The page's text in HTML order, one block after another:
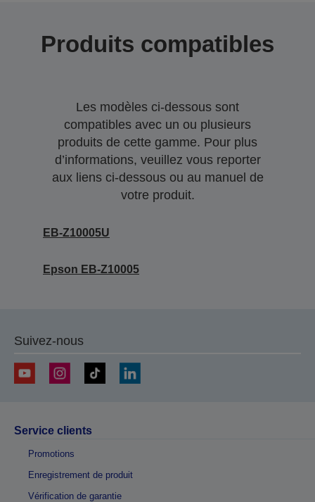
Produits compatibles
Les modèles ci-dessous sont
compatibles avec un ou plusieurs
produits de cette gamme. Pour plus
d’informations, veuillez vous reporter
aux liens ci-dessous ou au manuel de
votre produit.
EB-Z10005U
Epson EB-Z10005
Suivez-nous
Service clients
Promotions
Enregistrement de produit
Vérification de garantie